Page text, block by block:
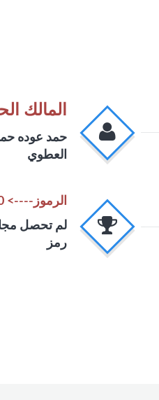
المالك
حمد عوده
العطوي
الرموز----> 0
لم تحصل
رمز